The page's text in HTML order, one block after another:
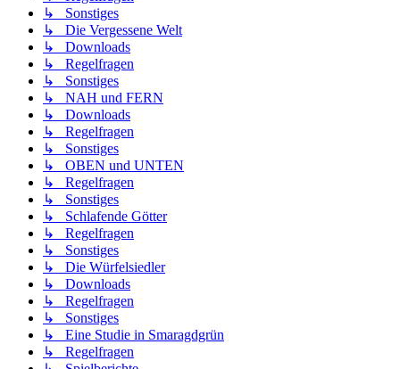
↳ Sonstiges
↳ Die Vergessene Welt
↳ Downloads
↳ Regelfragen
↳ Sonstiges
↳ NAH und FERN
↳ Downloads
↳ Regelfragen
↳ Sonstiges
↳ OBEN und UNTEN
↳ Regelfragen
↳ Sonstiges
↳ Schlafende Götter
↳ Regelfragen
↳ Sonstiges
↳ Die Würfelsiedler
↳ Downloads
↳ Regelfragen
↳ Sonstiges
↳ Eine Studie in Smaragdgrün
↳ Regelfragen